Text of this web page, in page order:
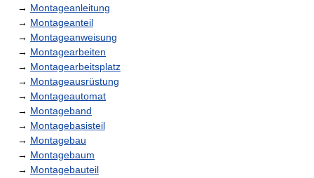
→ Montageanleitung
→ Montageanteil
→ Montageanweisung
→ Montagearbeiten
→ Montagearbeitsplatz
→ Montageausrüstung
→ Montageautomat
→ Montageband
→ Montagebasisteil
→ Montagebau
→ Montagebaum
→ Montagebauteil